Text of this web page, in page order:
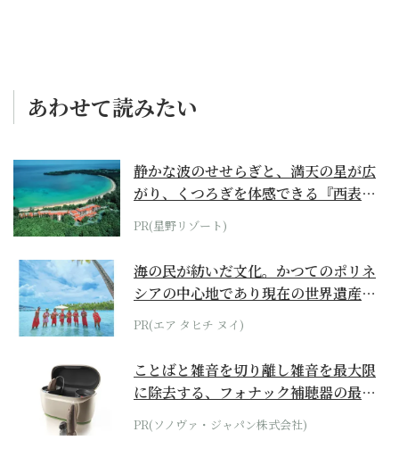
あわせて読みたい
静かな波のせせらぎと、満天の星が広
がり、くつろぎを体感できる『西表島
ホテル by...
PR(星野リゾート)
海の民が紡いだ文化。かつてのポリネ
シアの中心地であり現在の世界遺産か
らみえてくる...
PR(エア タヒチ ヌイ)
ことばと雑音を切り離し雑音を最大限
に除去する、フォナック補聴器の最上
位モデル
PR(ソノヴァ・ジャパン株式会社)